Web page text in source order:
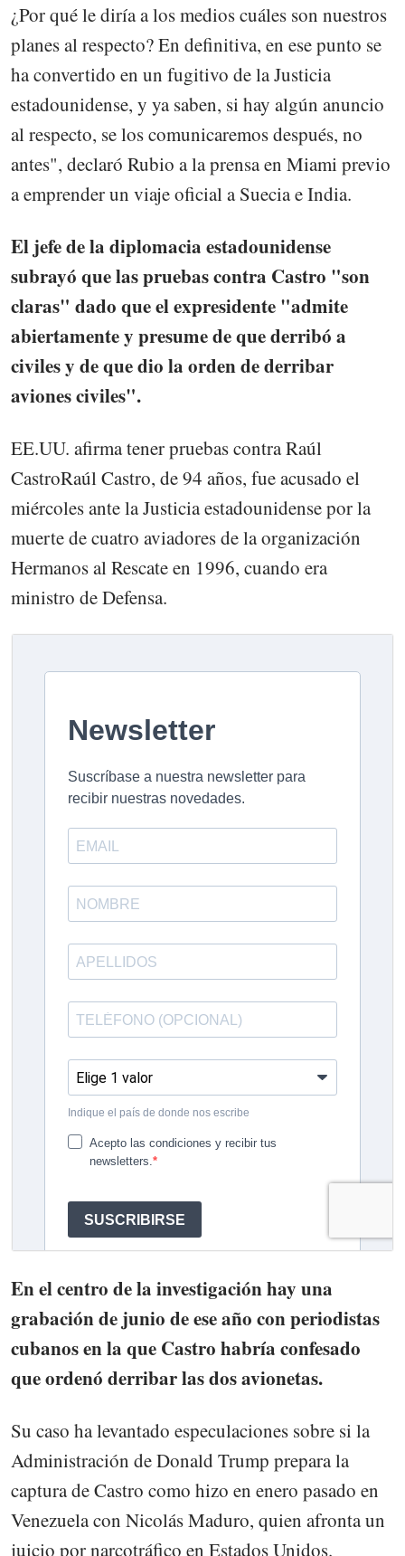
¿Por qué le diría a los medios cuáles son nuestros
planes al respecto? En definitiva, en ese punto se
ha convertido en un fugitivo de la Justicia
estadounidense, y ya saben, si hay algún anuncio
al respecto, se los comunicaremos después, no
antes", declaró Rubio a la prensa en Miami previo
a emprender un viaje oficial a Suecia e India.
El jefe de la diplomacia estadounidense
subrayó que las pruebas contra Castro "son
claras" dado que el expresidente "admite
abiertamente y presume de que derribó a
civiles y de que dio la orden de derribar
aviones civiles".
EE.UU. afirma tener pruebas contra Raúl
CastroRaúl Castro, de 94 años, fue acusado el
miércoles ante la Justicia estadounidense por la
muerte de cuatro aviadores de la organización
Hermanos al Rescate en 1996, cuando era
ministro de Defensa.
En el centro de la investigación hay una
grabación de junio de ese año con periodistas
cubanos en la que Castro habría confesado
que ordenó derribar las dos avionetas.
Su caso ha levantado especulaciones sobre si la
Administración de Donald Trump prepara la
captura de Castro como hizo en enero pasado en
Venezuela con Nicolás Maduro, quien afronta un
juicio por narcotráfico en Estados Unidos.